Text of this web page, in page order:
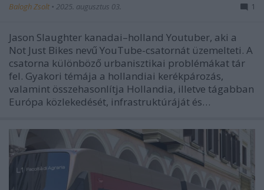
Balogh Zsolt • 2025. augusztus 03. 1
Jason Slaughter kanadai–holland Youtuber, aki a
Not Just Bikes nevű YouTube-csatornát üzemelteti. A
csatorna különböző urbanisztikai problémákat tár
fel. Gyakori témája a hollandiai kerékpározás,
valamint összehasonlítja Hollandia, illetve tágabban
Európa közlekedését, infrastruktúráját és…